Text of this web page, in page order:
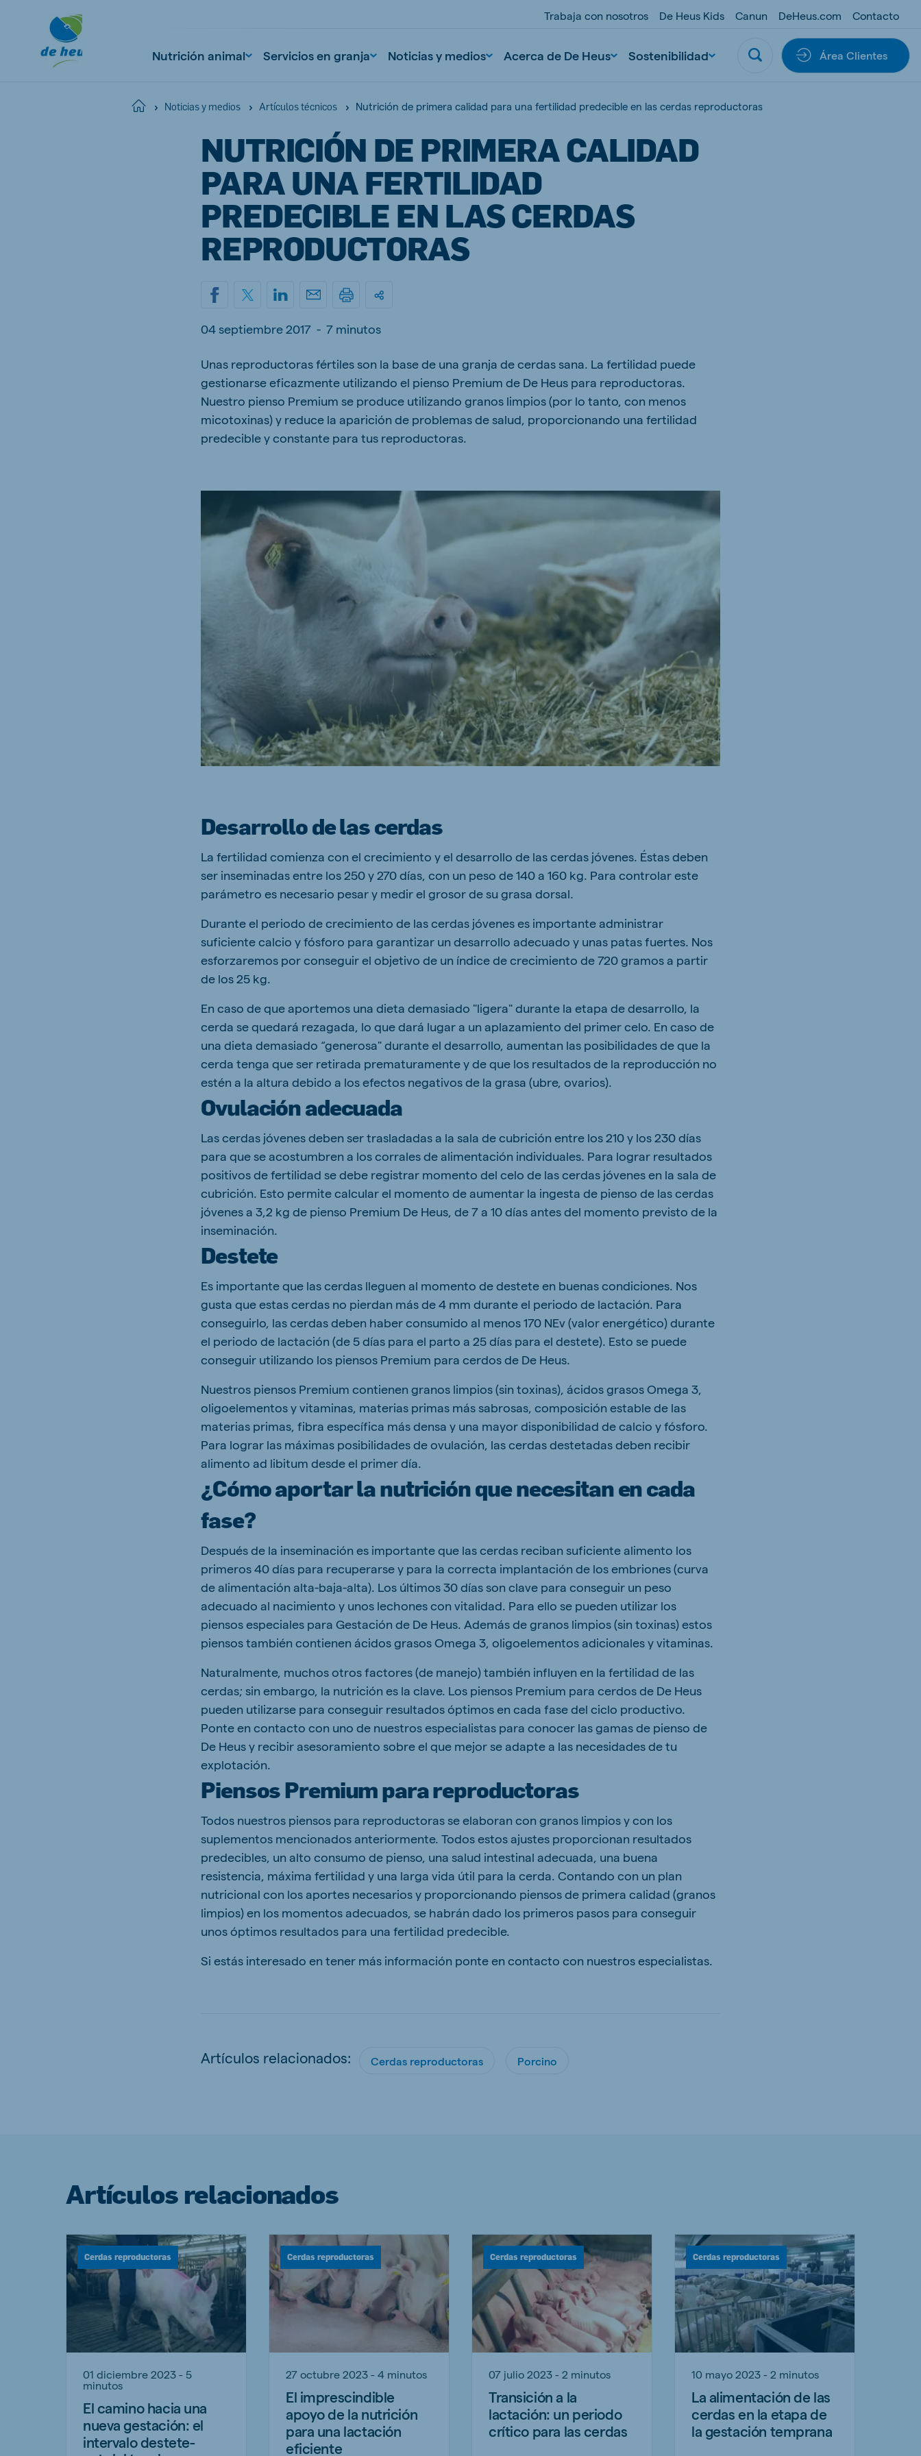
Trabaja con nosotros De Heus Kids Canun DeHeus.com Contacto
Nutrición animal Servicios en granja Noticias y medios Acerca de De Heus Sostenibilidad Área Clientes
Home Noticias y medios Artículos técnicos Nutrición de primera calidad para una fertilidad predecible en las cerdas reproductoras
NUTRICIÓN DE PRIMERA CALIDAD
PARA UNA FERTILIDAD
PREDECIBLE EN LAS CERDAS
REPRODUCTORAS
04 septiembre 2017 - 7 minutos
Unas reproductoras fértiles son la base de una granja de cerdas sana. La fertilidad puede
gestionarse eficazmente utilizando el pienso Premium de De Heus para reproductoras.
Nuestro pienso Premium se produce utilizando granos limpios (por lo tanto, con menos
micotoxinas) y reduce la aparición de problemas de salud, proporcionando una fertilidad
predecible y constante para tus reproductoras.
Desarrollo de las cerdas
La fertilidad comienza con el crecimiento y el desarrollo de las cerdas jóvenes. Éstas deben
ser inseminadas entre los 250 y 270 días, con un peso de 140 a 160 kg. Para controlar este
parámetro es necesario pesar y medir el grosor de su grasa dorsal.
Durante el periodo de crecimiento de las cerdas jóvenes es importante administrar
suficiente calcio y fósforo para garantizar un desarrollo adecuado y unas patas fuertes. Nos
esforzaremos por conseguir el objetivo de un índice de crecimiento de 720 gramos a partir
de los 25 kg.
En caso de que aportemos una dieta demasiado "ligera" durante la etapa de desarrollo, la
cerda se quedará rezagada, lo que dará lugar a un aplazamiento del primer celo. En caso de
una dieta demasiado “generosa" durante el desarrollo, aumentan las posibilidades de que la
cerda tenga que ser retirada prematuramente y de que los resultados de la reproducción no
estén a la altura debido a los efectos negativos de la grasa (ubre, ovarios).
Ovulación adecuada
Las cerdas jóvenes deben ser trasladadas a la sala de cubrición entre los 210 y los 230 días
para que se acostumbren a los corrales de alimentación individuales. Para lograr resultados
positivos de fertilidad se debe registrar momento del celo de las cerdas jóvenes en la sala de
cubrición. Esto permite calcular el momento de aumentar la ingesta de pienso de las cerdas
jóvenes a 3,2 kg de pienso Premium De Heus, de 7 a 10 días antes del momento previsto de la
inseminación.
Destete
Es importante que las cerdas lleguen al momento de destete en buenas condiciones. Nos
gusta que estas cerdas no pierdan más de 4 mm durante el periodo de lactación. Para
conseguirlo, las cerdas deben haber consumido al menos 170 NEv (valor energético) durante
el periodo de lactación (de 5 días para el parto a 25 días para el destete). Esto se puede
conseguir utilizando los piensos Premium para cerdos de De Heus.
Nuestros piensos Premium contienen granos limpios (sin toxinas), ácidos grasos Omega 3,
oligoelementos y vitaminas, materias primas más sabrosas, composición estable de las
materias primas, fibra específica más densa y una mayor disponibilidad de calcio y fósforo.
Para lograr las máximas posibilidades de ovulación, las cerdas destetadas deben recibir
alimento ad libitum desde el primer día.
¿Cómo aportar la nutrición que necesitan en cada
fase?
Después de la inseminación es importante que las cerdas reciban suficiente alimento los
primeros 40 días para recuperarse y para la correcta implantación de los embriones (curva
de alimentación alta-baja-alta). Los últimos 30 días son clave para conseguir un peso
adecuado al nacimiento y unos lechones con vitalidad. Para ello se pueden utilizar los
piensos especiales para Gestación de De Heus. Además de granos limpios (sin toxinas) estos
piensos también contienen ácidos grasos Omega 3, oligoelementos adicionales y vitaminas.
Naturalmente, muchos otros factores (de manejo) también influyen en la fertilidad de las
cerdas; sin embargo, la nutrición es la clave. Los piensos Premium para cerdos de De Heus
pueden utilizarse para conseguir resultados óptimos en cada fase del ciclo productivo.
Ponte en contacto con uno de nuestros especialistas para conocer las gamas de pienso de
De Heus y recibir asesoramiento sobre el que mejor se adapte a las necesidades de tu
explotación.
Piensos Premium para reproductoras
Todos nuestros piensos para reproductoras se elaboran con granos limpios y con los
suplementos mencionados anteriormente. Todos estos ajustes proporcionan resultados
predecibles, un alto consumo de pienso, una salud intestinal adecuada, una buena
resistencia, máxima fertilidad y una larga vida útil para la cerda. Contando con un plan
nutricional con los aportes necesarios y proporcionando piensos de primera calidad (granos
limpios) en los momentos adecuados, se habrán dado los primeros pasos para conseguir
unos óptimos resultados para una fertilidad predecible.
Si estás interesado en tener más información ponte en contacto con nuestros especialistas.
Artículos relacionados: Cerdas reproductoras Porcino
Artículos relacionados
Cerdas reproductoras
01 diciembre 2023 - 5
minutos
El camino hacia una
nueva gestación: el
intervalo destete-
Cerdas reproductoras
27 octubre 2023 - 4 minutos
El imprescindible
apoyo de la nutrición
para una lactación
eficiente
Cerdas reproductoras
07 julio 2023 - 2 minutos
Transición a la
lactación: un periodo
crítico para las cerdas
Cerdas reproductoras
10 mayo 2023 - 2 minutos
La alimentación de las
cerdas en la etapa de
la gestación temprana
Poland
Polish
Spanish
Slovakia
Myanmar
Burmese
Indonesia
South Africa
Ethiopia (Koudijs)
English
Ukraine (Koudijs)
Ukrainian
Russia (Koudijs)
Russian